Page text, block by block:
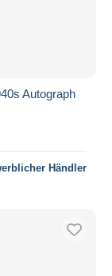
Autograph
Händler